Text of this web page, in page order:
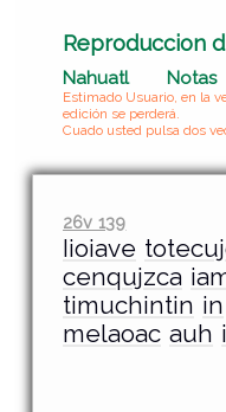
Reproduccion
Nahuatl Notas
Estimado Usuario, en la
edición se perderá.
Cuado usted pulsa dos
26v 139
Iioiave
cenqujzca
timuchintin in
melaoac auh